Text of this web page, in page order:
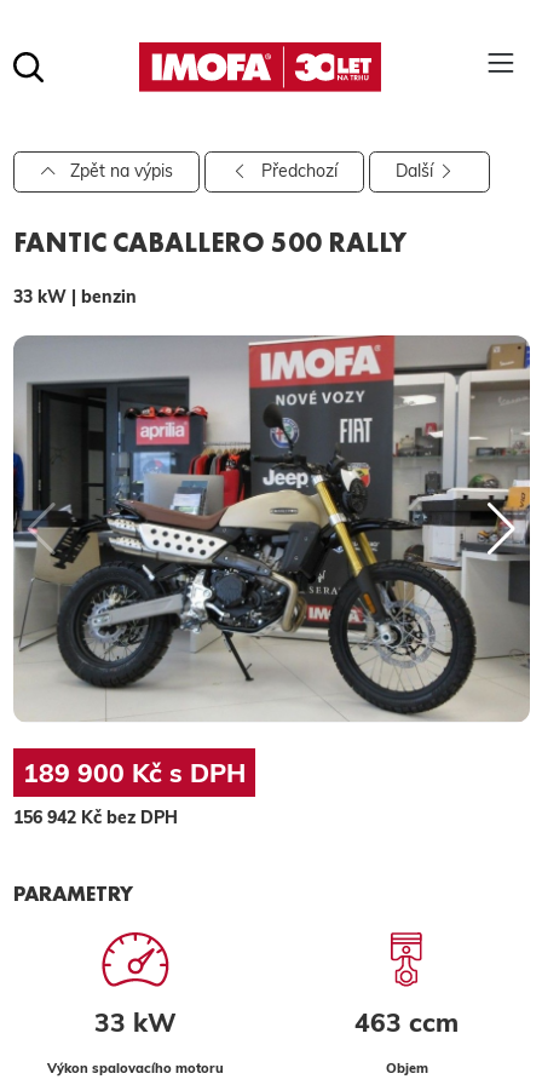
hledat
Pro vyhledávání zadejte alespoň 3 znaky.
Zpět na výpis Předchozí Další
FANTIC CABALLERO 500 RALLY
33 kW | benzin
189 900 Kč s DPH
156 942 Kč bez DPH
PARAMETRY
33 kW
Výkon spalovacího motoru
463 ccm
Objem